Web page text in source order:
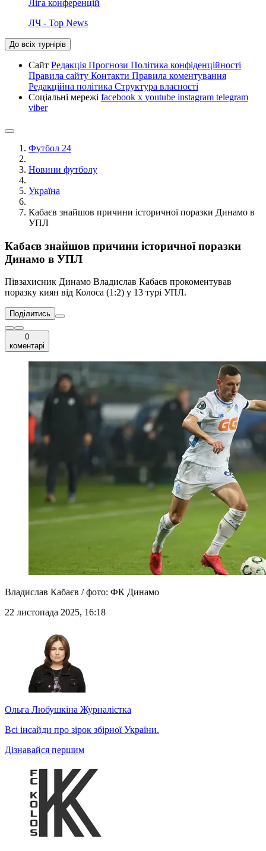
Ліга конференцій
ЛЧ - Top News
До всіх турнірів
Сайт Редакція Прогнози Політика конфіденційності
Правила сайту Контакти Правила коментування
Редакційна політика Структура власності
Соціальні мережі facebook x youtube instagram telegram
viber
Футбол 24
Новини футболу
Україна
Кабаєв знайшов причини історичної поразки Динамо в
УПЛ
Кабаєв знайшов причини історичної поразки
Динамо в УПЛ
Півзахисник Динамо Владислав Кабаєв прокоментував
поразку киян від Колоса (1:2) у 13 турі УПЛ.
Поділитись
0
коментарі
Владислав Кабаєв / фото: ФК Динамо
22 листопада 2025, 16:18
Ольга Любушкіна Журналістка
Всі інсайди про зірок збірної України.
Дізнавайся першим